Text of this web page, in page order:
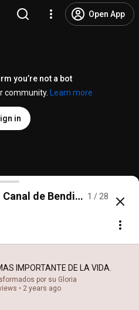
Open App
you’re not a bot
community.
Learn more
in
LA VIDA.
more
more
Canal de Bendición1 / 28
IMPORTANTE DE LA VIDA.
por su Gloria
• 2 years ago